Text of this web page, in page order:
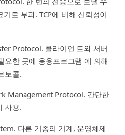
로 부과. TCP에 비해 신뢰성이
Protocol. 클라이언 트와 서버
요한 곳에 응용프로그램 에 의해
토콜.
Management Protocol. 간단한
사용.
다른 기종의 기계, 운영체제